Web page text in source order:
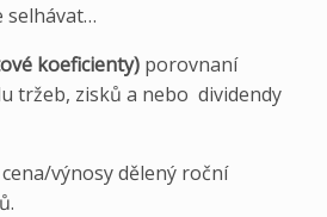
selhávat…
koeficienty) porovnaní
tržeb, zisků a nebo dividendy
výnosy dělený roční